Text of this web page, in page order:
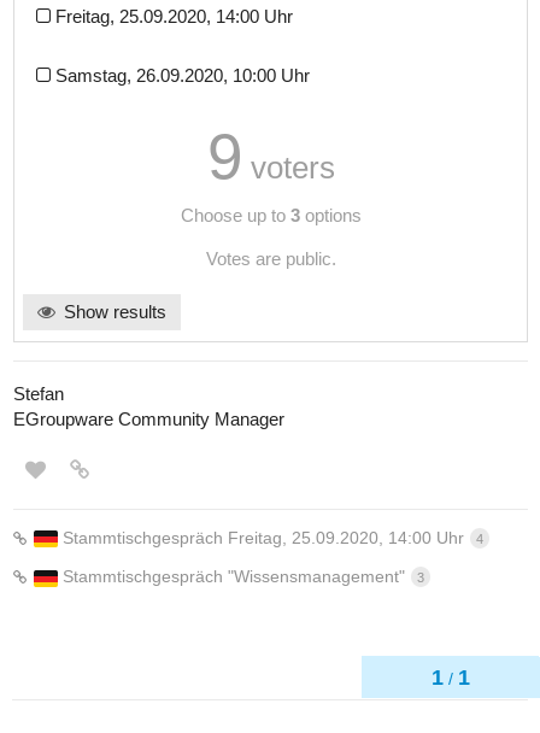
1 / 1
Freitag, 25.09.2020, 14:00 Uhr
Samstag, 26.09.2020, 10:00 Uhr
9 voters
Choose up to 3options
Votes are public.
Show results
Stefan
EGroupware Community Manager
Stammtischgespräch Freitag, 25.09.2020, 14:00 Uhr 4
Stammtischgespräch "Wissensmanagement" 3